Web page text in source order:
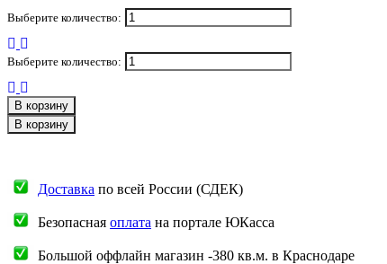
Выберите количество:
Выберите количество:
В корзину
В корзину
Доставка по всей России (СДЕК)
Безопасная оплата на портале ЮКасса
Большой оффлайн магазин -380 кв.м. в Краснодаре